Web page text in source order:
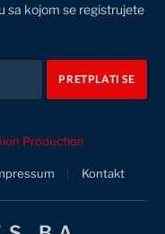
sa kojom se registrujete
Production
Kontakt